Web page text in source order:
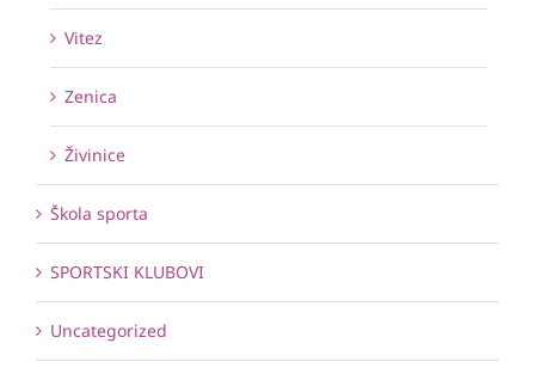
Vitez
Zenica
Živinice
Škola sporta
SPORTSKI KLUBOVI
Uncategorized